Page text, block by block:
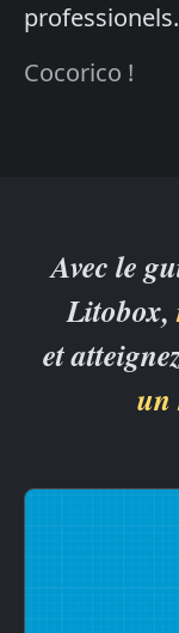
professionels.
Cocorico !
Avec le
Litobox,
et
un